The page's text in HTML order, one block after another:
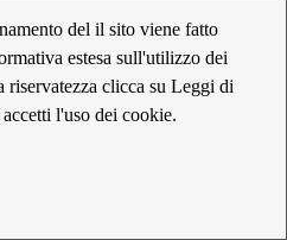
del il sito viene fatto
estesa sull'utilizzo dei
riservatezza clicca su Leggi di
l'uso dei cookie.
fotovoltaici
per impianti fotovoltaici
e configurazione per impianti
fotovoltaici